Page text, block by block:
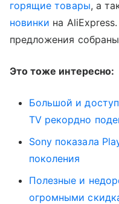
горящие товары, а
новинки на
предложения
Это тоже интересно:
Большой и
TV рекордно
Sony показала
поколения
Полезные и
огромными